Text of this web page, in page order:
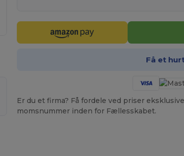
Få et
Er du et firma? Få fordele ved priser
momsnummer inden for Fællesskabet.